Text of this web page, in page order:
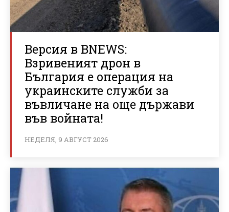
Версия в BNEWS:
Взривеният дрон в
България е операция на
украинските служби за
въвличане на още държави
във войната!
НЕДЕЛЯ, 9 АВГУСТ 2026